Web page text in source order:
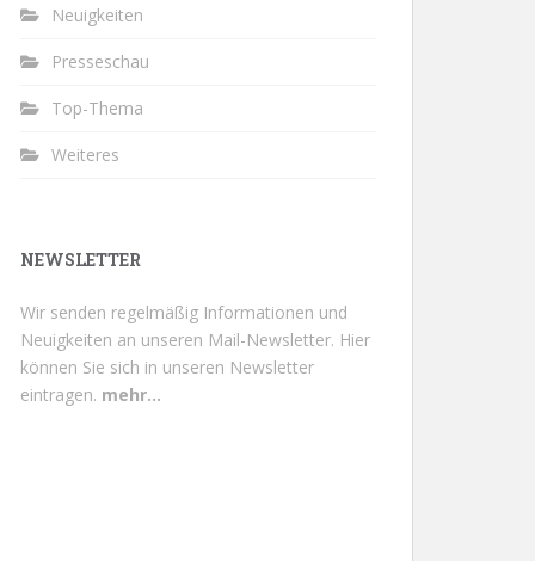
Neuigkeiten
Presseschau
Top-Thema
Weiteres
NEWSLETTER
Wir senden regelmäßig Informationen und
Neuigkeiten an unseren Mail-Newsletter. Hier
können Sie sich in unseren Newsletter
eintragen. mehr...